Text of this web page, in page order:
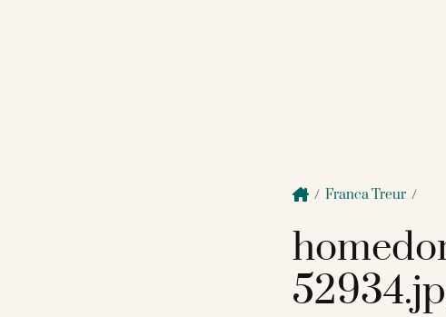
/ Franca Treur /